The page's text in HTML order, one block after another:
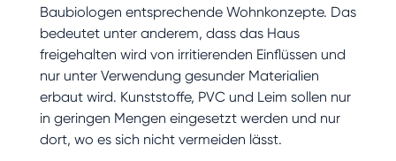
Baubiologen entsprechende Wohnkonzepte. Das
bedeutet unter anderem, dass das Haus
freigehalten wird von irritierenden Einflüssen und
nur unter Verwendung gesunder Materialien
erbaut wird. Kunststoffe, PVC und Leim sollen nur
in geringen Mengen eingesetzt werden und nur
dort, wo es sich nicht vermeiden lässt.